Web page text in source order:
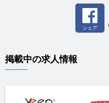
シェア
掲載中の求人情報